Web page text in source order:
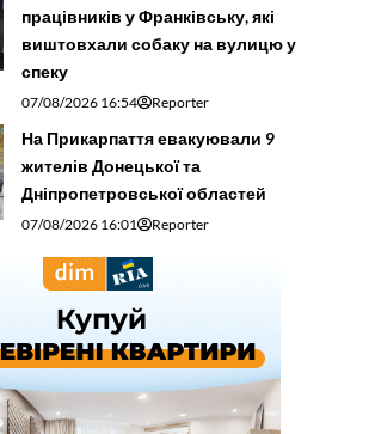
працівників у Франківську, які
виштовхали собаку на вулицю у
спеку
07/08/2026 16:54 Reporter
На Прикарпаття евакуювали 9
жителів Донецької та
Дніпропетровської областей
07/08/2026 16:01 Reporter